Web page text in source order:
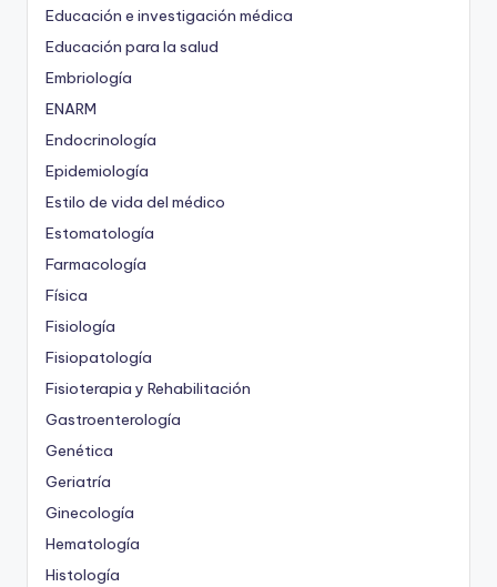
Educación e investigación médica
Educación para la salud
Embriología
ENARM
Endocrinología
Epidemiología
Estilo de vida del médico
Estomatología
Farmacología
Física
Fisiología
Fisiopatología
Fisioterapia y Rehabilitación
Gastroenterología
Genética
Geriatría
Ginecología
Hematología
Histología